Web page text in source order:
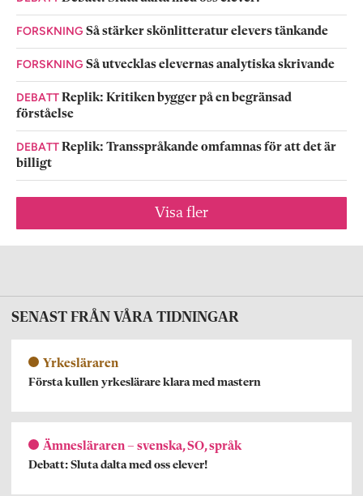
FORSKNING Så stärker skönlitteratur elevers tänkande
FORSKNING Så utvecklas elevernas analytiska skrivande
DEBATTReplik: Kritiken bygger på en begränsad
förståelse
DEBATTReplik: Transspråkande omfamnas för att det är
billigt
Visa fler
SENAST FRÅN VÅRA TIDNINGAR
Yrkesläraren
Första kullen yrkeslärare klara med mastern
Ämnesläraren – svenska, SO, språk
Debatt: Sluta dalta med oss elever!